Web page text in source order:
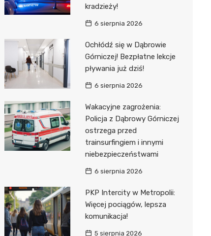
kradzieży!
6 sierpnia 2026
Ochłódź się w Dąbrowie
Górniczej! Bezpłatne lekcje
pływania już dziś!
6 sierpnia 2026
Wakacyjne zagrożenia:
Policja z Dąbrowy Górniczej
ostrzega przed
trainsurfingiem i innymi
niebezpieczeństwami
6 sierpnia 2026
PKP Intercity w Metropolii:
Więcej pociągów, lepsza
komunikacja!
5 sierpnia 2026